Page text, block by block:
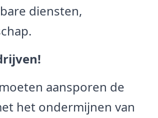
diensten,
aansporen de
het ondermijnen van